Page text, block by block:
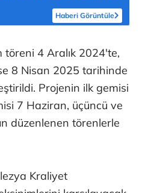
Haberi Görüntüle
töreni 4 Aralık 2024'te,
8 Nisan 2025 tarihinde
Projenin ilk gemisi
7 Haziran, üçüncü ve
düzenlenen törenlerle
Kraliyet